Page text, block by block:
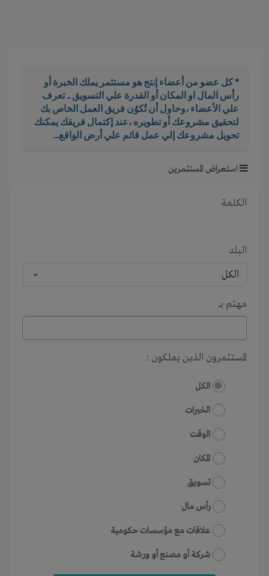
* كل عضو من أعضاء إنتج هو مستثمر يملك الخبرة أو
رأس المال او المكان أو القدرة علي التسويق .. تعرف
علي الأعضاء ،وحاول أن تُكوُن فريق العمل الخاص بك
لتحقيق مشروعك أو تطويره ،عند إكتمال فريقك يمكنك
تحويل مشروعك إلي عمل قائم علي أرض الواقع...
استعراض المستثمرين
الكلمة
البلد
الكل
مهتم بـــ
المستثمرون الذين يملكون :
الكل
الخبرات
الوقت
المكان
تسويق
رأس مال
علاقات مع مؤسسات حكومية
شركة أو مصنع أو ورشة